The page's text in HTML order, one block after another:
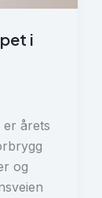
i
er årets
og